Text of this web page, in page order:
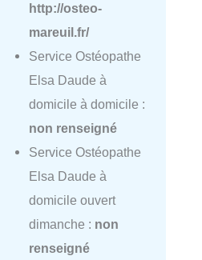
http://osteo-
mareuil.fr/
Service Ostéopathe
Elsa Daude à
domicile à domicile :
non renseigné
Service Ostéopathe
Elsa Daude à
domicile ouvert
dimanche : non
renseigné